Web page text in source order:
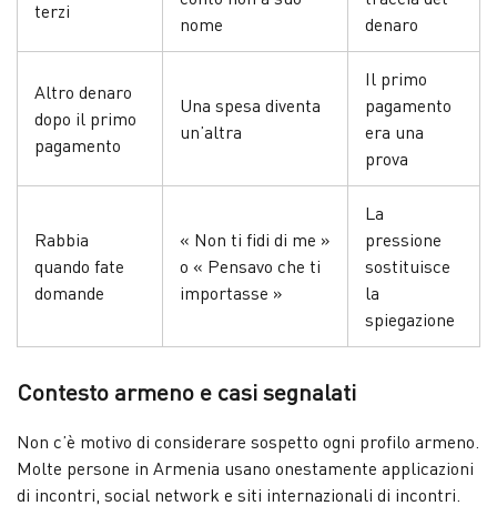
terzi
nome
denaro
Altro denaro
dopo il primo
pagamento
Una spesa diventa
un’altra
Il primo
pagamento
era una
prova
Rabbia
quando fate
domande
« Non ti fidi di me »
o « Pensavo che ti
importasse »
La
pressione
sostituisce
la
spiegazione
Contesto armeno e casi segnalati
Non c’è motivo di considerare sospetto ogni profilo armeno.
Molte persone in Armenia usano onestamente applicazioni
di incontri, social network e siti internazionali di incontri.